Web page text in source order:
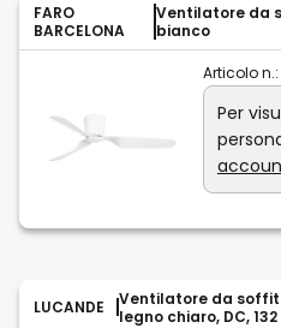
FARO
BARCELONA
Ventilatore da
bianco
Articolo n.:
Per
LUCANDE
Ventilatore da
legno chiaro, DC,